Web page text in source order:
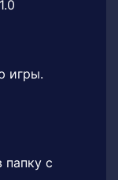
игры.
папку с